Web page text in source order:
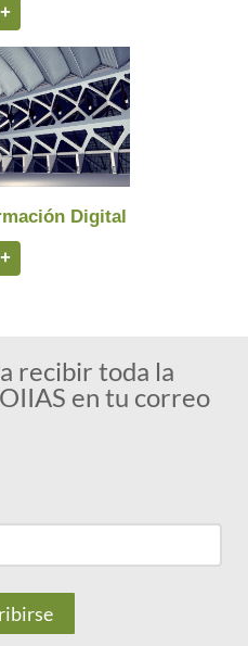
+
Digital
+
recibir toda la
en tu correo